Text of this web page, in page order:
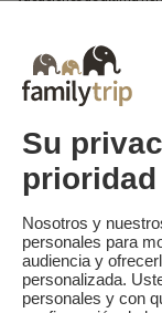
Vacaciones en camping
Destinos
Vacaciones de esquí en
Familytrip
¿Quiénes somos?
Lo que la prensa dice de
Pago seguro
Su
prioridad
Nosotros y
personales para
audiencia y
personalizada.
personales y con